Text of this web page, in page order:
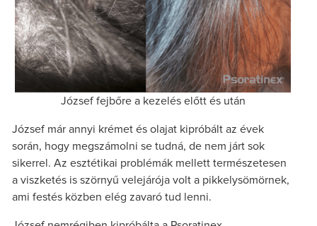
József fejbőre a kezelés előtt és után
József már annyi krémet és olajat kipróbált az évek
során, hogy megszámolni se tudná, de nem járt sok
sikerrel. Az esztétikai problémák mellett természetesen
a viszketés is szörnyű velejárója volt a pikkelysömörnek,
ami festés közben elég zavaró tud lenni.